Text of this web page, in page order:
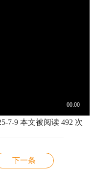
7-9 本文被阅读 492 次
下一条